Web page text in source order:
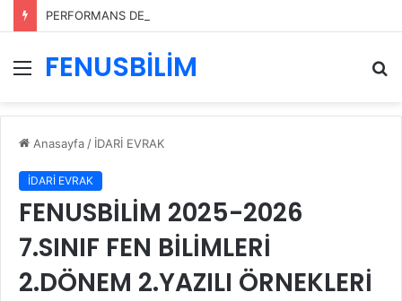
PERFORMANS DEĞERLENDİRME ÖLÇEKLERİ
Menü
FENUSBİLİM
...
Anasayfa / İDARİ EVRAK
İDARİ EVRAK
FENUSBİLİM 2025-2026
7.SINIF FEN BİLİMLERİ
2.DÖNEM 2.YAZILI ÖRNEKLERİ